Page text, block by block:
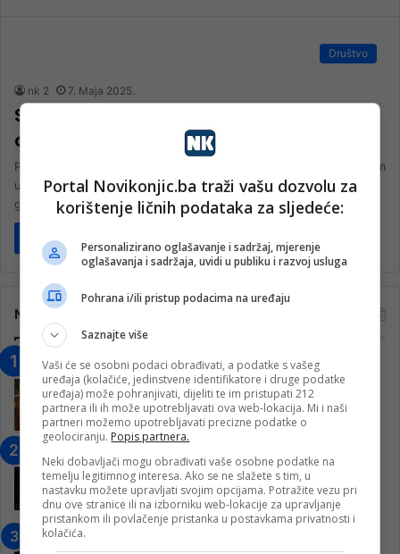
Društvo
nk 2 7. Maja 2025.
Sjajna prilika za mlade talente: 4Film
objavio poziv na audiciju
Produkcijska kuća 4Film iz Zagreba poziva na casting. Za igrani film
u razvoju traže djevojku mladolikog izgleda (punoljetnu, 18+
godina),…
Pročitaj više
Najčitanije
“Obrazovanje gradi BiH-Jovan Divjak“
– Konjic je u posljednje 22 godine imao
25 ​​stipendista
15. Februara 2023.
Konjičanke cvijećem i besplatnim
ulazom na utakmicu
7. Marta 2025.
Portal Novikonjic.ba traži vašu dozvolu za
korištenje ličnih podataka za sljedeće:
Personalizirano oglašavanje i sadržaj, mjerenje
oglašavanja i sadržaja, uvidi u publiku i razvoj usluga
Pohrana i/ili pristup podacima na uređaju
Saznajte više
Vaši će se osobni podaci obrađivati, a podatke s vašeg
uređaja (kolačiće, jedinstvene identifikatore i druge podatke
uređaja) može pohranjivati, dijeliti te im pristupati 212
partnera ili ih može upotrebljavati ova web-lokacija. Mi i naši
partneri možemo upotrebljavati precizne podatke o
geolociranju. Popis partnera.
Neki dobavljači mogu obrađivati vaše osobne podatke na
temelju legitimnog interesa. Ako se ne slažete s tim, u
nastavku možete upravljati svojim opcijama. Potražite vezu pri
dnu ove stranice ili na izborniku web-lokacije za upravljanje
pristankom ili povlačenje pristanka u postavkama privatnosti i
kolačića.